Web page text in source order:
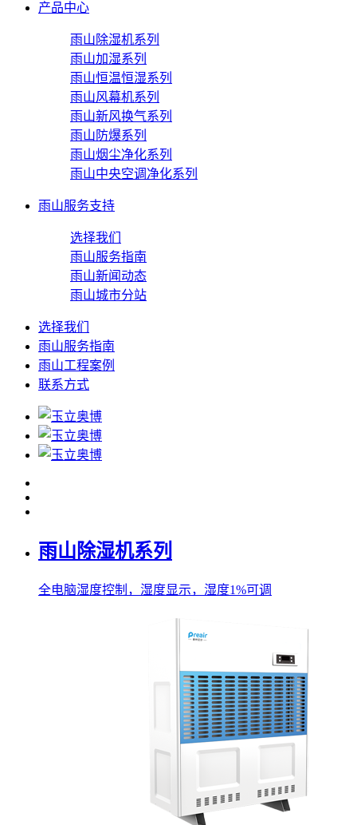
产品中心
雨山除湿机系列
雨山加湿系列
雨山恒温恒湿系列
雨山风幕机系列
雨山新风换气系列
雨山防爆系列
雨山烟尘净化系列
雨山中央空调净化系列
雨山服务支持
选择我们
雨山服务指南
雨山新闻动态
雨山城市分站
选择我们
雨山服务指南
雨山工程案例
联系方式
雨山除湿机系列
全电脑湿度控制，湿度显示，湿度1%可调